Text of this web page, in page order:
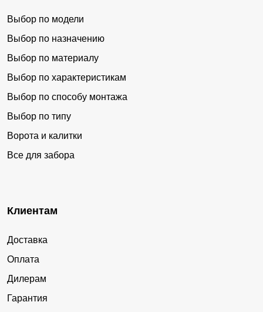
Выбор по модели
Выбор по назначению
Выбор по материалу
Выбор по характеристикам
Выбор по способу монтажа
Выбор по типу
Ворота и калитки
Все для забора
Клиентам
Доставка
Оплата
Дилерам
Гарантия